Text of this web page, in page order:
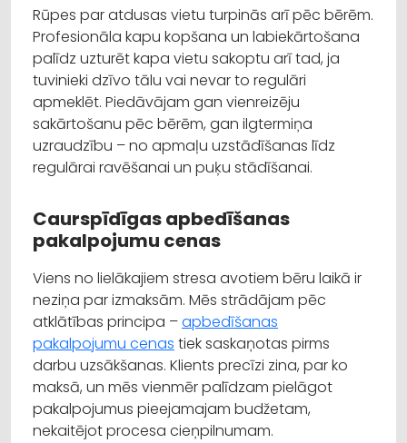
Rūpes par atdusas vietu turpinās arī pēc bērēm.
Profesionāla kapu kopšana un labiekārtošana
palīdz uzturēt kapa vietu sakoptu arī tad, ja
tuvinieki dzīvo tālu vai nevar to regulāri
apmeklēt. Piedāvājam gan vienreizēju
sakārtošanu pēc bērēm, gan ilgtermiņa
uzraudzību – no apmaļu uzstādīšanas līdz
regulārai ravēšanai un puķu stādīšanai.
Caurspīdīgas apbedīšanas
pakalpojumu cenas
Viens no lielākajiem stresa avotiem bēru laikā ir
neziņa par izmaksām. Mēs strādājam pēc
atklātības principa –apbedīšanas
pakalpojumu cenas tiek saskaņotas pirms
darbu uzsākšanas. Klients precīzi zina, par ko
maksā, un mēs vienmēr palīdzam pielāgot
pakalpojumus pieejamajam budžetam,
nekaitējot procesa cieņpilnumam.